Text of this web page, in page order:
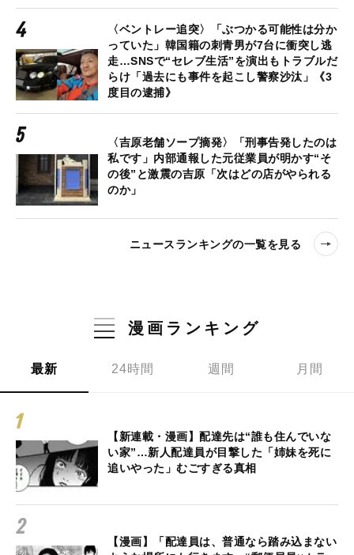
〈ベントレー追突〉「ぶつかる可能性は分か
っていた」韓国籍の刺青男が7台に衝突し逃
走…SNSで“セレブ生活”を演出もトラブルだ
らけ「過去にも事件を起こし警察沙汰」《3
度目の逮捕》
〈吉原老舗ソープ摘発〉「刑事告発したのは
私です」内部通報した元従業員が明かす“そ
の後”と激震の吉原「次はどの店がやられる
のか」
ニュースランキングの一覧を見る
漫画ランキング
最新 24時間 週間 月間
【新連載・漫画】配達先は“誰も住んでいな
い家”…新人配達員が目撃した「姉妹を死に
追いやった」むごすぎる真相
【漫画】「配達員は、普通なら踏み込まない